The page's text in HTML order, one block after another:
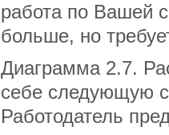
работа по Вашей
больше, но
Диаграмма 2.7.
себе следующую
Работодатель